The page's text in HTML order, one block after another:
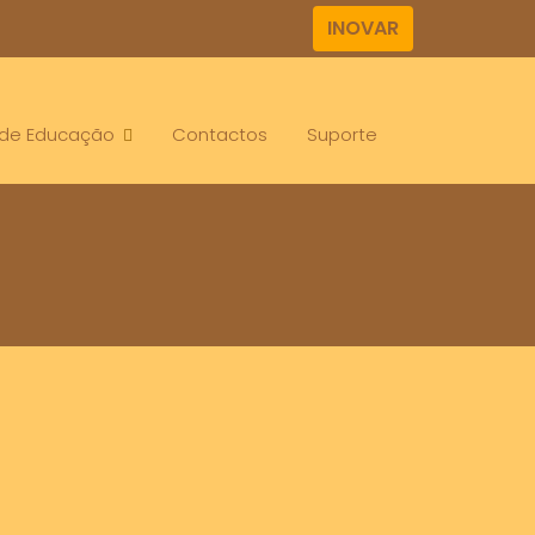
INOVAR
Educação Contactos Suporte